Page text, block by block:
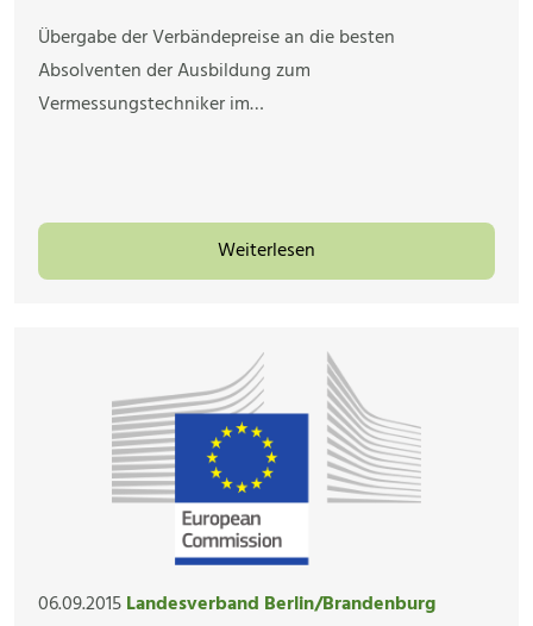
Übergabe der Verbändepreise an die besten
Absolventen der Ausbildung zum
Vermessungstechniker im…
Weiterlesen
06.09.2015Landesverband Berlin/Brandenburg